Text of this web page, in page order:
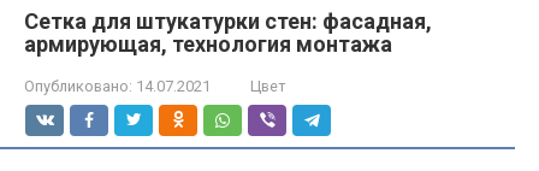
Сетка для штукатурки стен: фасадная,
армирующая, технология монтажа
Опубликовано: 14.07.2021 Цвет